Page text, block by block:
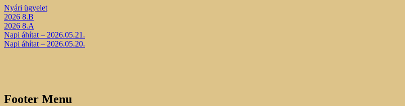
Nyári ügyelet
2026 8.B
2026 8.A
Napi áhítat – 2026.05.21.
Napi áhítat – 2026.05.20.
Footer Menu